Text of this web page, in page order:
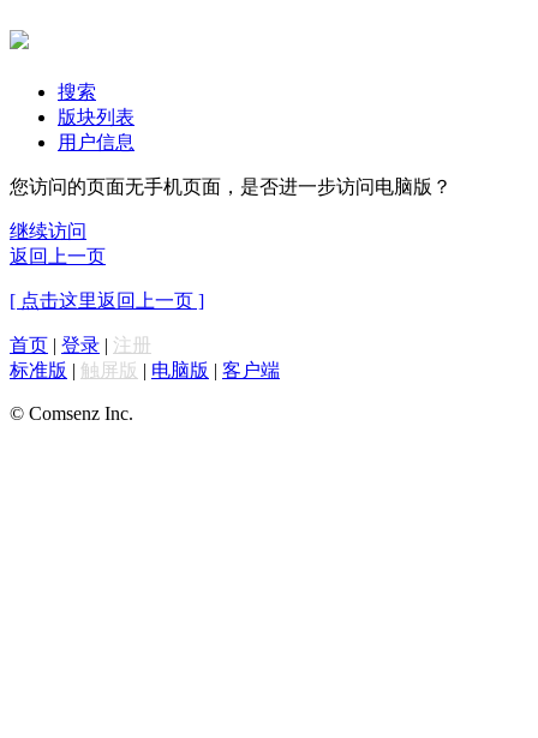
搜索
版块列表
用户信息
您访问的页面无手机页面，是否进一步访问电脑版？
继续访问
返回上一页
[ 点击这里返回上一页 ]
首页 | 登录 | 注册
标准版 | 触屏版 | 电脑版 | 客户端
© Comsenz Inc.